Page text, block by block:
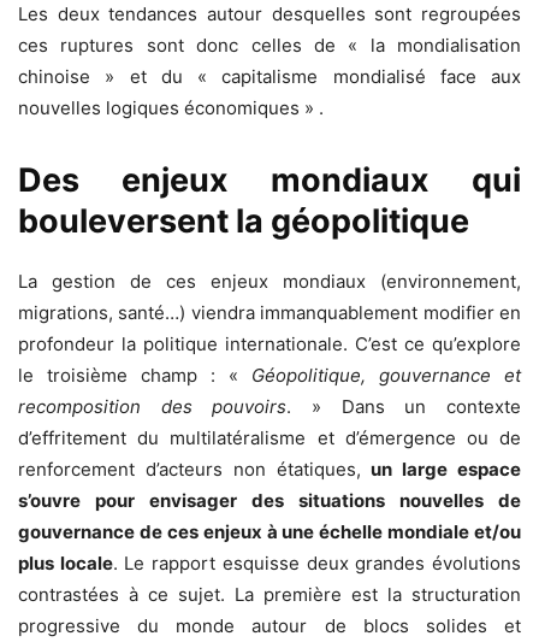
Les deux tendances autour desquelles sont re­groupées
ces ruptures sont donc celles de « la mon­dialisation
chinoise » et du « capitalisme mondialisé face aux
nouvelles logiques économiques » .
Des enjeux mondiaux qui
bouleversent la géopolitique
La gestion de ces enjeux mondiaux (environnement,
migrations, santé…) viendra immanquablement modifier en
profondeur la politique internationale. C’est ce qu’explore
le troisième champ : « Géopolitique, gouvernance et
recomposition des pouvoirs. » Dans un contexte
d’effritement du multilatéralisme et d’émergence ou de
renforcement d’acteurs non étatiques,un large espace
s’ouvre pour envi­sager des situations nouvelles de
gouvernance de ces enjeux à une échelle mondiale et/ou
plus locale. Le rapport esquisse deux grandes évolutions
contras­tées à ce sujet. La première est la structuration
progressive du monde autour de blocs solides et